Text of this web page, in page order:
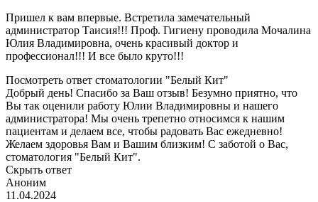
Пришел к вам впервые. Встретила замечательный
администратор Таисия!!! Проф. Гигиену проводила Мочалина
Юлия Владимировна, очень красивый доктор и
профессионал!!! И все было круто!!!
Посмотреть ответ стоматологии "Белый Кит"
Добрый день! Спасибо за Ваш отзыв! Безумно приятно, что
Вы так оценили работу Юлии Владимировны и нашего
администратора! Мы очень трепетно относимся к нашим
пациентам и делаем все, чтобы радовать Вас ежедневно!
Желаем здоровья Вам и Вашим близким! С заботой о Вас,
стоматология "Белый Кит".
Скрыть ответ
Аноним
11.04.2024